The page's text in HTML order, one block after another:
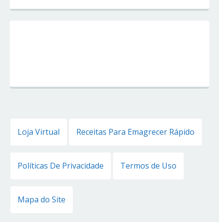
Loja Virtual Receitas Para Emagrecer Rápido
Políticas De Privacidade Termos de Uso
Mapa do Site